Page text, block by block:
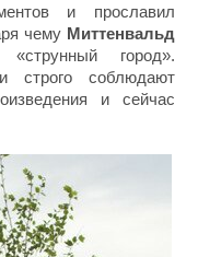
и прославил
чему Миттенвальд
город».
строго соблюдают
и сейчас